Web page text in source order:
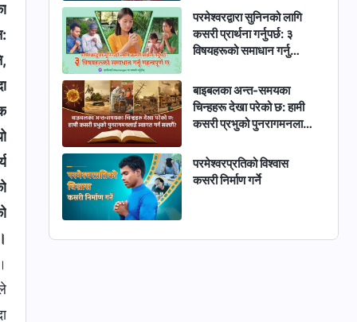
परमेश्‍वरद्वारा सुनिनको लागि
कसरी प्रार्थना गर्नुपर्छ: ३
विषयहरूको समाधान गर्नु
बाइबलका अन्त-समयका
चिन्हहरू देखा परेको छ: हामी
कसरी प्रभुको पुनरागमनलाई
परमेश्‍वरप्रतिको विश्‍वास
कसरी निर्माण गर्ने